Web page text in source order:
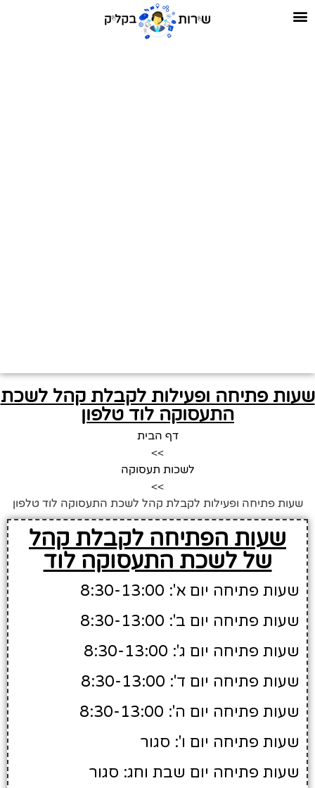
שעות פתיחה ופעילות לקבלת קהל לשכת
התעסוקה לוד טלפון
דף הבית
>>
לשכות תעסוקה
>>
שעות פתיחה ופעילות לקבלת קהל לשכת התעסוקה לוד טלפון
שעות הפתיחה לקבלת קהל
של לשכת התעסוקה לוד
שעות פתיחה יום א': 8:30-13:00
שעות פתיחה יום ב': 8:30-13:00
שעות פתיחה יום ג': 8:30-13:00
שעות פתיחה יום ד': 8:30-13:00
שעות פתיחה יום ה': 8:30-13:00
שעות פתיחה יום ו': סגור
שעות פתיחה יום שבת וחג: סגור